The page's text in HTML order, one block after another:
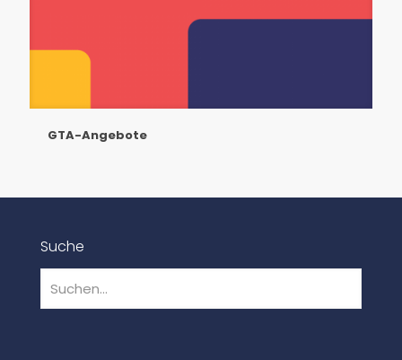
GTA-Angebote
Suche